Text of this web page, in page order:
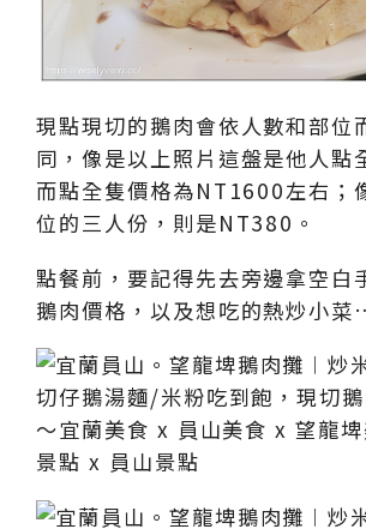
現點現切的鵝肉會依人數和部位
同，像是以上照片這盤是他人點
而點全隻價格為NT1600左右；
位的三人份，則是NT380。
點餐前，要記得先去旁邊拿空白
鵝肉價格，以及想吃的熱炒小菜